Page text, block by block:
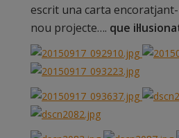
escrit una carta
nou projecte…. que